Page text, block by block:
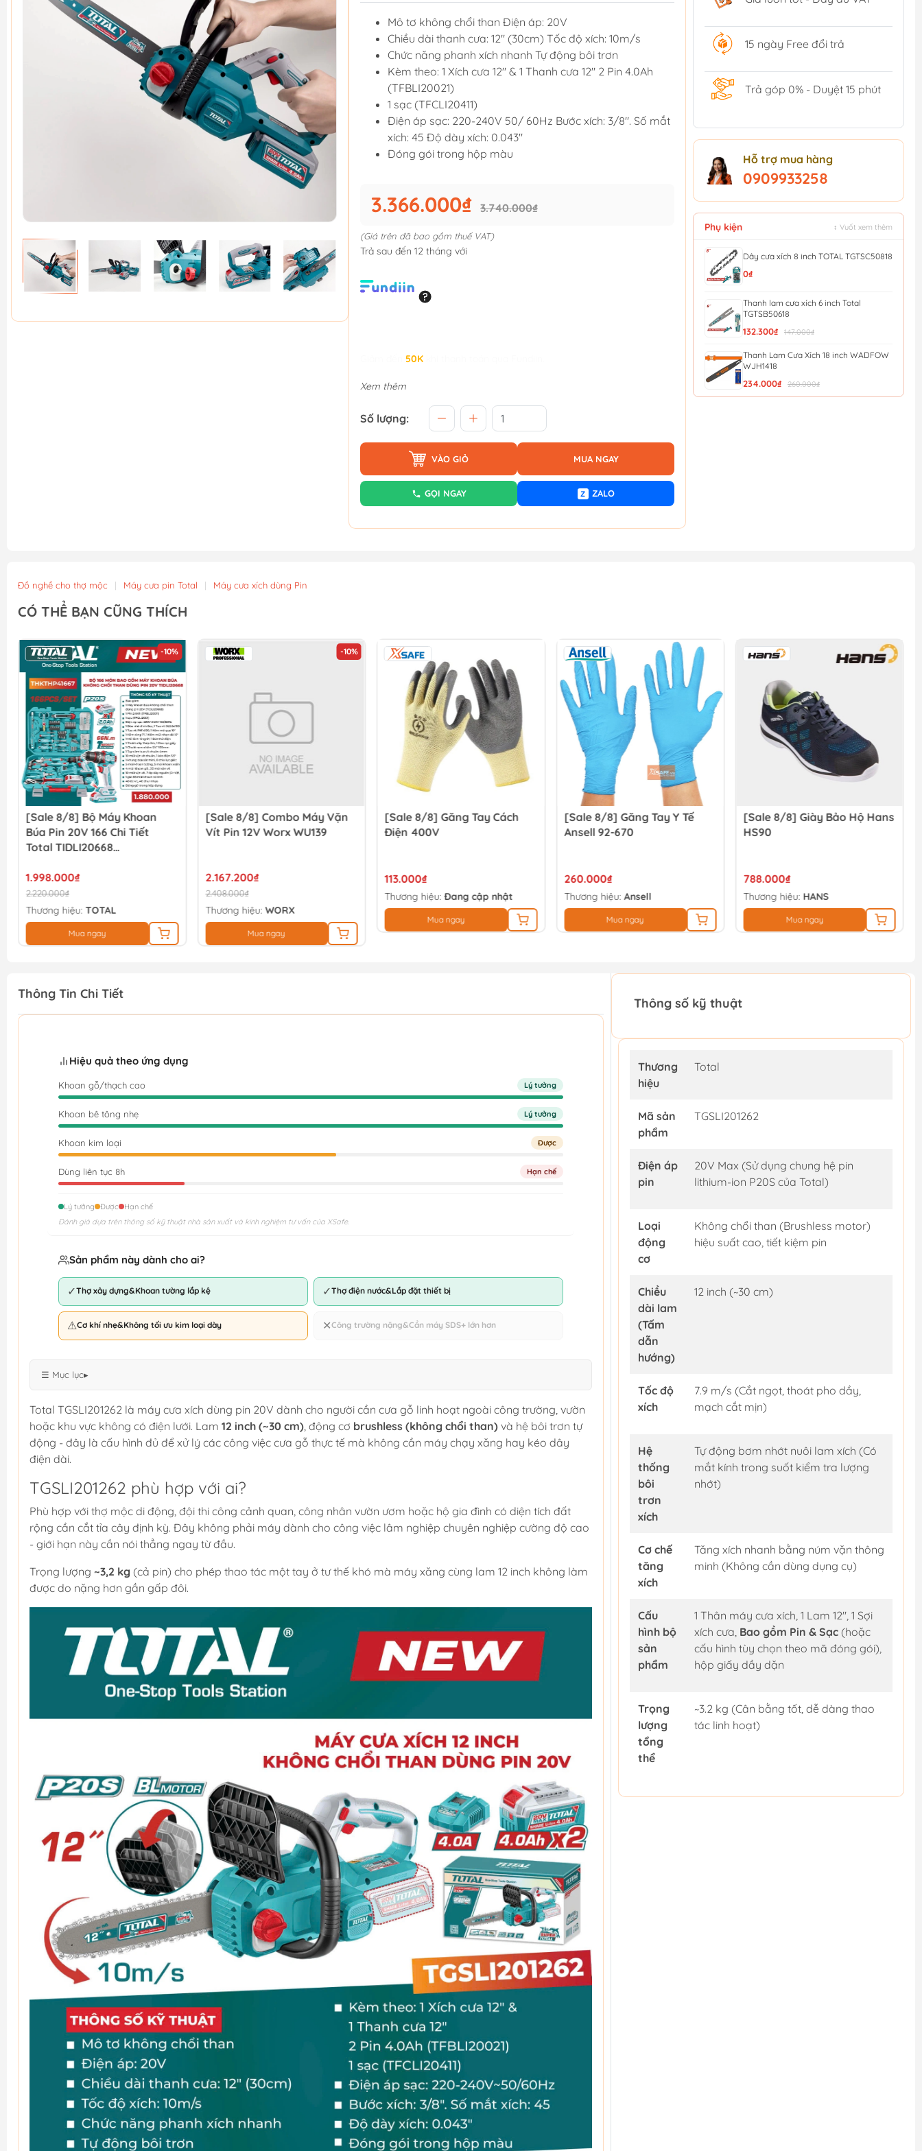
Mô tơ không chổi than Điện áp: 20V
Chiều dài thanh cưa: 12" (30cm) Tốc độ xích: 10m/s
Chức năng phanh xích nhanh Tự động bôi trơn
Kèm theo: 1 Xích cưa 12" & 1 Thanh cưa 12" 2 Pin 4.0Ah
(TFBLI20021)
1 sạc (TFCLI20411)
Điện áp sạc: 220-240V 50/ 60Hz Bước xích: 3/8". Số mắt
xích: 45 Độ dày xích: 0.043"
Đóng gói trong hộp màu
3.366.000₫ 3.740.000₫
(Giá trên đã bao gồm thuế VAT)
Trả sau đến 12 tháng với
50K
Xem thêm
Số lượng:
VÀO GIỎ MUA NGAY
GỌI NGAY Z ZALO
15 ngày Free đổi trả
Trả góp 0% - Duyệt 15 phút
Hỗ trợ mua hàng
0909933258
Phụ kiện ↕ Vuốt xem thêm
Dây cưa xích 8 inch TOTAL TGTSC50818
0₫
Thanh lam cưa xích 6 inch Total
TGTSB50618
132.300₫ 147.000₫
Thanh Lam Cưa Xích 18 inch WADFOW
WJH1418
234.000₫ 260.000₫
Đồ nghề cho thợ mộc | Máy cưa pin Total | Máy cưa xích dùng Pin
CÓ THỂ BẠN CŨNG THÍCH
-10%
[Sale 8/8] Combo Máy Vặn
Vít Pin 12V Worx WU139
2.167.200₫
2.408.000₫
Thương hiệu: WORX
Mua ngay
[Sale 8/8] Găng Tay Cách
Điện 400V
113.000₫
Thương hiệu:
Mua ngay
[Sale 8/8] Găng Tay Y Tế
Ansell 92-670
260.000₫
Thương hiệu:Ansell
Mua ngay
[Sale 8/8] Giày Bảo Hộ Hans
HS90
788.000₫
Thương hiệu:HANS
Mua ngay
[Sale 8/8] Giày Bảo Hộ
Hestia
263.000₫
Thương hiệu: Đang cập nhật
Mua ngay
Thông Tin Chi Tiết
Hiệu quả theo ứng dụng
Khoan gỗ/thạch cao Lý tưởng
Khoan bê tông nhẹ Lý tưởng
Khoan kim loại Được
Dùng liên tục 8h Hạn chế
Lý tưởng Được
Hạn chế
Đánh giá dựa trên thông số kỹ thuật nhà sản xuất và kinh nghiệm tư vấn của XSafe.
Sản phẩm này dành cho ai?
✓Thợ xây dựng&Khoan tường lắp kệ ✓Thợ điện nước&Lắp đặt thiết bị
⚠Cơ khí nhẹ&Không tối ưu kim loại dày ✕Công trường nặng&Cần máy SDS+ lớn hơn
☰ Mục lục▸
Total TGSLI201262 là máy cưa xích dùng pin 20V dành cho người cần cưa gỗ linh hoạt ngoài công trường, vườn
hoặc khu vực không có điện lưới. Lam 12 inch (~30 cm), động cơ brushless (không chổi than) và hệ bôi trơn tự
động - đây là cấu hình đủ để xử lý các công việc cưa gỗ thực tế mà không cần máy chạy xăng hay kéo dây
điện dài.
TGSLI201262 phù hợp với ai?
Phù hợp với thợ mộc di động, đội thi công cảnh quan, công nhân vườn ươm hoặc hộ gia đình có diện tích đất
rộng cần cắt tỉa cây định kỳ. Đây không phải máy dành cho công việc lâm nghiệp chuyên nghiệp cường độ cao
- giới hạn này cần nói thẳng ngay từ đầu.
Trọng lượng ~3,2 kg (cả pin) cho phép thao tác một tay ở tư thế khó mà máy xăng cùng lam 12 inch không làm
được do nặng hơn gần gấp đôi.
Thông số kỹ thuật
Thương
hiệu
Total
Mã sản
phẩm
TGSLI201262
Điện áp
pin
20V Max (Sử dụng chung hệ pin
lithium-ion P20S của Total)
Loại
động
cơ
Không chổi than (Brushless motor)
hiệu suất cao, tiết kiệm pin
Chiều
dài lam
(Tấm
dẫn
hướng)
12 inch (~30 cm)
Tốc độ
xích
7.9 m/s (Cắt ngọt, thoát pho dầy,
mạch cắt mịn)
Hệ
thống
bôi
trơn
xích
Tự động bơm nhớt nuôi lam xích (Có
mắt kính trong suốt kiểm tra lượng
nhớt)
Cơ chế
tăng
xích
Tăng xích nhanh bằng núm vặn thông
minh (Không cần dùng dụng cụ)
Cấu
hình bộ
sản
phẩm
1 Thân máy cưa xích, 1 Lam 12", 1 Sợi
xích cưa, Bao gồm Pin & Sạc(hoặc
cấu hình tùy chọn theo mã đóng gói),
hộp giấy dầy dặn
Trọng
lượng
tổng
thể
~3.2 kg (Cân bằng tốt, dễ dàng thao
tác linh hoạt)